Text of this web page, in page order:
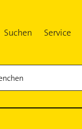
Suchen Service